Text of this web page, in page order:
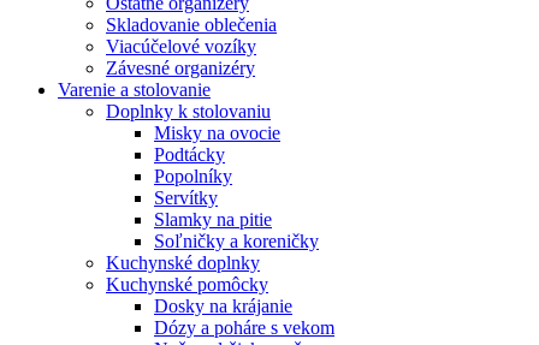
Skladovanie oblečenia
Viacúčelové vozíky
Závesné organizéry
Varenie a stolovanie
Doplnky k stolovaniu
Misky na ovocie
Podtácky
Popolníky
Servítky
Slamky na pitie
Soľničky a koreničky
Kuchynské doplnky
Kuchynské pomôcky
Dosky na krájanie
Dózy a poháre s vekom